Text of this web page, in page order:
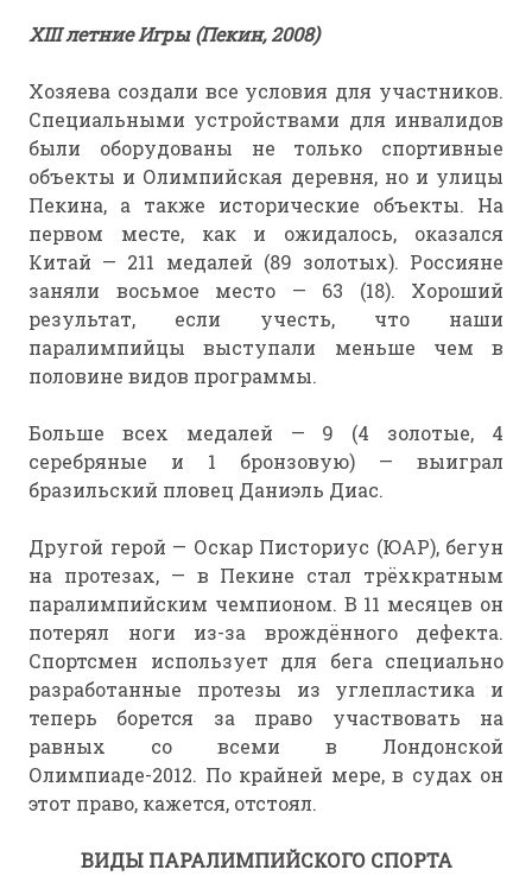
ХIII летние Игры (Пекин, 2008)
Хозяева создали все условия для участников.
Специальными устройствами для инвалидов
были оборудованы не только спортивные
объекты и Олимпийская деревня, но и улицы
Пекина, а также исторические объекты. На
первом месте, как и ожидалось, оказался
Китай — 211 медалей (89 золотых). Россияне
заняли восьмое место — 63 (18). Хороший
результат, если учесть, что наши
паралимпийцы выступали меньше чем в
половине видов программы.
Больше всех медалей — 9 (4 золотые, 4
серебряные и 1 бронзовую) — выиграл
бразильский пловец Даниэль Диас.
Другой герой — Оскар Писториус (ЮАР), бегун
на протезах, — в Пекине стал трёхкратным
паралимпийским чемпионом. В 11 месяцев он
потерял ноги из-за врождённого дефекта.
Спортсмен использует для бега специально
разработанные протезы из углепластика и
теперь борется за право участвовать на
равных со всеми в Лондонской
Олимпиаде-2012. По крайней мере, в судах он
этот право, кажется, отстоял.
ВИДЫ ПАРАЛИМПИЙСКОГО СПОРТА